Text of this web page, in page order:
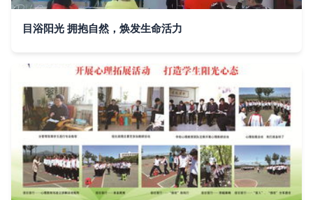
目浴阳光 拥抱自然，焕发生命活力